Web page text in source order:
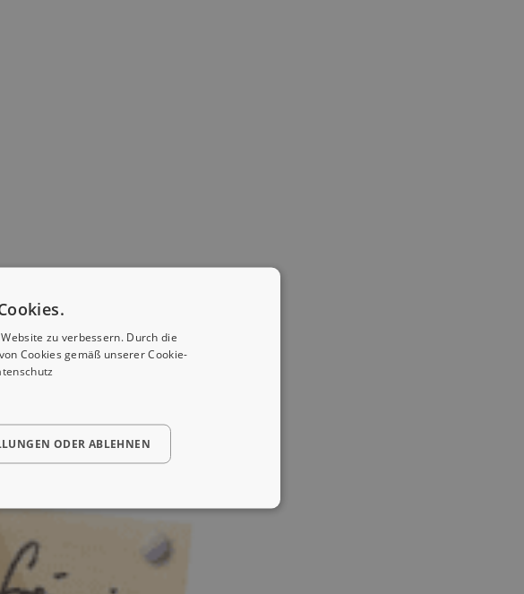
zu verbessern. Durch die
Cookies gemäß unserer Cookie-
ODER ABLEHNEN